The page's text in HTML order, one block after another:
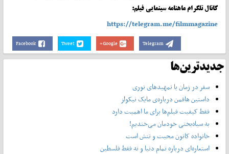
کانال تلگرام ماهنامه سینمایی فیلم:
https://telegram.me/filmmagazine
Facebook Tweet Google+ Telegram
جدیدترین‌ها
سفر در زمان با تمهیدهای نوری
داستین هافمن درباره‌ی مایک نیکولز
فقط کیفیت فیلم‌ها برای ما اهمیت دارد
به سیاه‌بختی خودمان می‌خندیم!
خانواده کانون محبت و تنش است
استعاره‌ای درباره تمام دنیا و نه فقط فلسطین